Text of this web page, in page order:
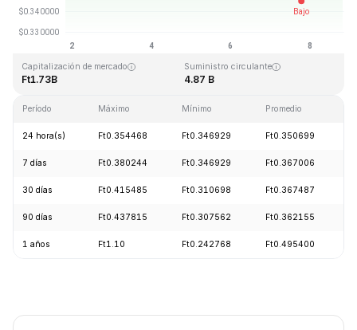
Última actualización: 2026-08-08, 19:49 GMT+0
Máximo histórico
Ft0.082171
Capitalización de mercado
Ft1.73B
Suministro circulante
4.87 B
Período Máximo Mínimo Promedio
24 hora(s) Ft0.354468 Ft0.346929 Ft0.350699
7 días Ft0.380244 Ft0.346929 Ft0.367006
30 días Ft0.415485 Ft0.310698 Ft0.367487
90 días Ft0.437815 Ft0.307562 Ft0.362155
1 años Ft1.10 Ft0.242768 Ft0.495400